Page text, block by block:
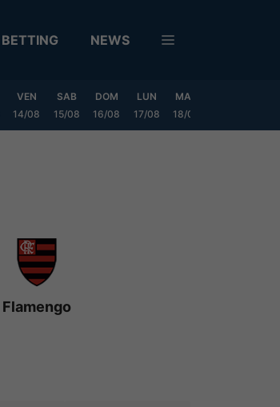
BETTING NEWS
VEN
14/08
SAB
15/08
DOM
16/08
LUN
17/08
MAR
18/08
Flamengo